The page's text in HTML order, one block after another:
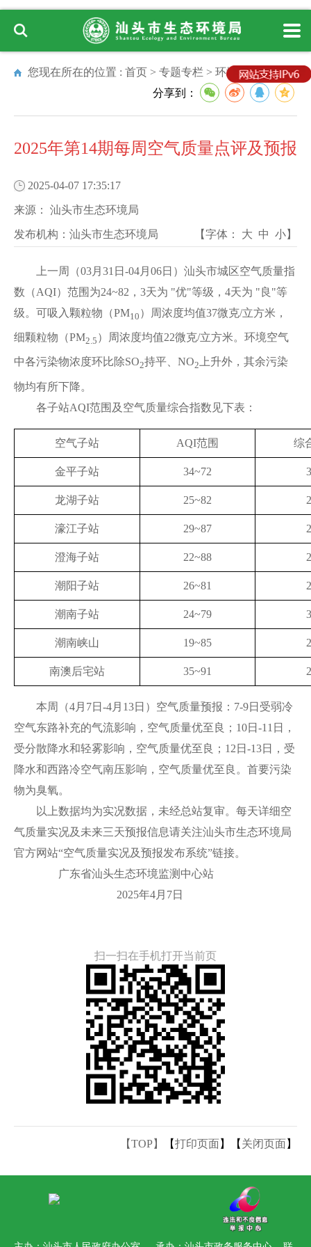
您现在所在的位置 : 首页 > 专题专栏 > 环境质量状况
分享到：
2025年第14期每周空气质量点评及预报
2025-04-07 17:35:17
来源： 汕头市生态环境局
发布机构： 汕头市生态环境局 【字体： 大 中 小】
上一周（03月31日-04月06日）汕头市城区空气质量指
数（AQI）范围为24~82，3天为 "优"等级，4天为 "良"等
级。可吸入颗粒物（PM10 ）周浓度均值37微克/立方米，
细颗粒物（PM2.5 ）周浓度均值22微克/立方米。环境空气
中各污染物浓度环比除SO2持平、NO2 上升外，其余污染
物均有所下降。
各子站AQI范围及空气质量综合指数见下表：
空气子站 AQI范围 综
金平子站 34~72
龙湖子站 25~82
濠江子站 29~87
澄海子站 22~88
潮阳子站 26~81
潮南子站 24~79
潮南峡山 19~85
南澳后宅站 35~91
本周（4月7日-4月13日）空气质量预报：7-9日受弱冷
空气东路补充的气流影响，空气质量优至良；10日-11日，
受分散降水和轻雾影响，空气质量优至良；12日-13日，受
降水和西路冷空气南压影响，空气质量优至良。首要污染
物为臭氧。
以上数据均为实况数据，未经总站复审。每天详细空
气质量实况及未来三天预报信息请关注汕头市生态环境局
官方网站“空气质量实况及预报发布系统”链接。
广东省汕头生态环境监测中心站
2025年4月7日
扫一扫在手机打开当前页
【TOP】 【打印页面】【 关闭页面】